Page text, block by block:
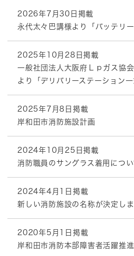
2026年7月30日掲載
永代太々巴講様より「バッテリ
2025年10月28日掲載
一般社団法人大阪府Ｌｐガス協
より「デリバリーステーション
2025年7月8日掲載
岸和田市消防施設計画
2024年10月25日掲載
消防職員のサングラス着用につい
2024年4月1日掲載
新しい消防施設の名称が決定しま
2020年5月1日掲載
岸和田市消防本部障害者活躍推